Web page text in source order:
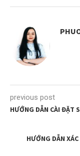
previous post
HƯỚNG DẪN CÀI ĐẶT
HƯỚNG DẪN